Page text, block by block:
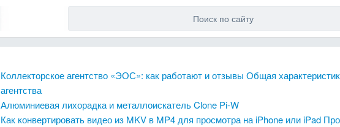
Коллекторское агентство «ЭОС»: как работают и отзывы Общая
агентства
Алюминиевая лихорадка и металлоискатель Clone Pi-W
Как конвертировать видео из MKV в MP4 для просмотра на iPhone или iPad